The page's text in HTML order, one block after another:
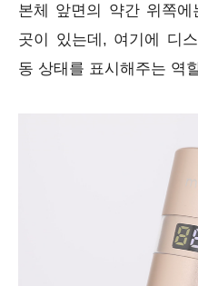
본체 앞면의 약간 위쪽
곳이 있는데, 여기에 디
동 상태를 표시해주는 역